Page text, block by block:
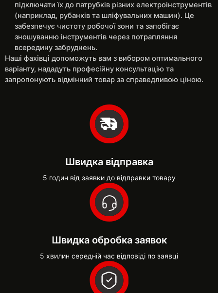
підключати їх до патрубків різних електроінструментів
(наприклад, рубанків та шліфувальних машин). Це
забезпечує чистоту робочої зони та запобігає
зношуванню інструментів через потрапляння
всередину забруднень.
Наші фахівці допоможуть вам з вибором оптимального
варіанту, нададуть професійну консультацію та
запропонують відмінний товар за справедливою ціною.
Швидка відправка
5 годин від заявки до відправки товару
Швидка обробка заявок
5 хвилин середній час відповіді по заявці